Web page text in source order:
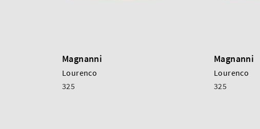
Magnanni
Lourenco
325
Magnanni
Lourenco
325